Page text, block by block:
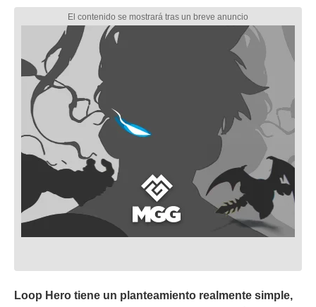
Loop Hero tiene un planteamiento realmente simple,